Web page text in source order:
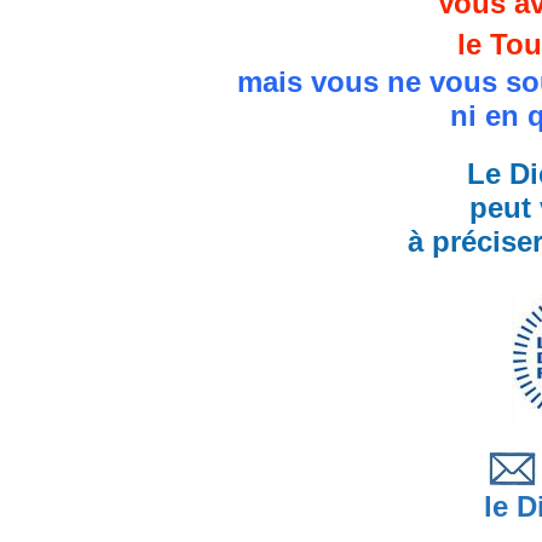
le
mais vous ne vous
ni en
Le
peut
à
le